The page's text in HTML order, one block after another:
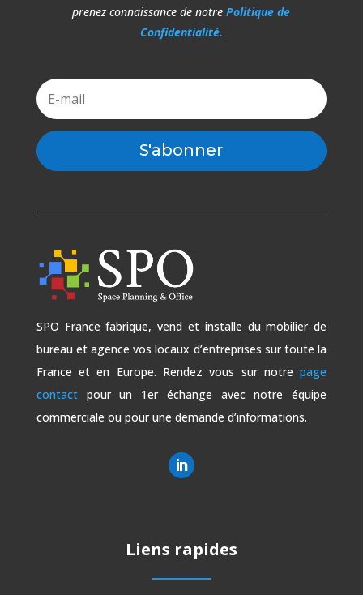
prenez connaissance de notrePolitique de
Confidentialité.
S'abonner
SPO France fabrique, vend et installe du mobilier de
bureau et agence vos locaux d’entreprises sur toute la
France et en Europe. Rendez vous sur notrepage
contactpour un 1er échange avec notre équipe
commerciale ou pour une demande d’informations.
Liens rapides